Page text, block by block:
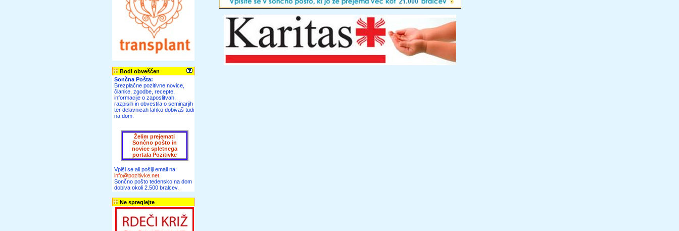
Bodi obveščen
Sončna Pošta:
Brezplačne pozitivne novice,
članke, zgodbe, recepte,
informacije o zaposlitvah,
razpisih in obvestila o seminarjih
ter delavnicah lahko dobivaš tudi
na dom.
Želim prejemati
Sončno pošto in
novice spletnega
portala Pozitivke
Vpiši se ali pošlji email na:
info@pozitivke.net
Sončno pošto tedensko na dom
dobiva okoli 2.500 bralcev.
Ne spreglejte